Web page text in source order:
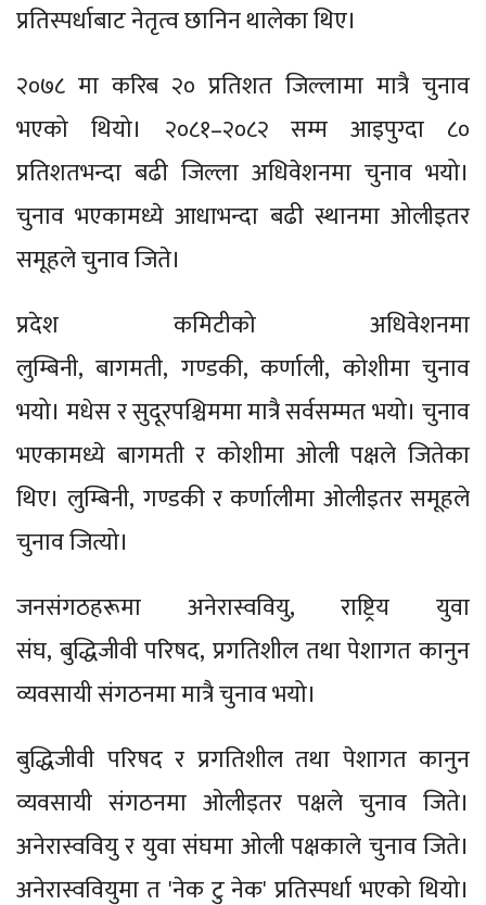
प्रतिस्पर्धाबाट नेतृत्व छानिन थालेका थिए।
२०७८ मा करिब २० प्रतिशत जिल्लामा मात्रै चुनाव
भएको थियो। २०८१–२०८२ सम्म आइपुग्दा ८०
प्रतिशतभन्दा बढी जिल्ला अधिवेशनमा चुनाव भयो।
चुनाव भएकामध्ये आधाभन्दा बढी स्थानमा ओलीइतर
समूहले चुनाव जिते।
प्रदेश कमिटीको अधिवेशनमा
लुम्बिनी, बागमती, गण्डकी, कर्णाली, कोशीमा चुनाव
भयो। मधेस र सुदूरपश्चिममा मात्रै सर्वसम्मत भयो। चुनाव
भएकामध्ये बागमती र कोशीमा ओली पक्षले जितेका
थिए। लुम्बिनी, गण्डकी र कर्णालीमा ओलीइतर समूहले
चुनाव जित्यो।
जनसंगठहरूमा अनेरास्ववियु, राष्ट्रिय युवा
संघ, बुद्धिजीवी परिषद, प्रगतिशील तथा पेशागत कानुन
व्यवसायी संगठनमा मात्रै चुनाव भयो।
बुद्धिजीवी परिषद र प्रगतिशील तथा पेशागत कानुन
व्यवसायी संगठनमा ओलीइतर पक्षले चुनाव जिते।
अनेरास्ववियु र युवा संघमा ओली पक्षकाले चुनाव जिते।
अनेरास्ववियुमा त 'नेक टु नेक' प्रतिस्पर्धा भएको थियो।